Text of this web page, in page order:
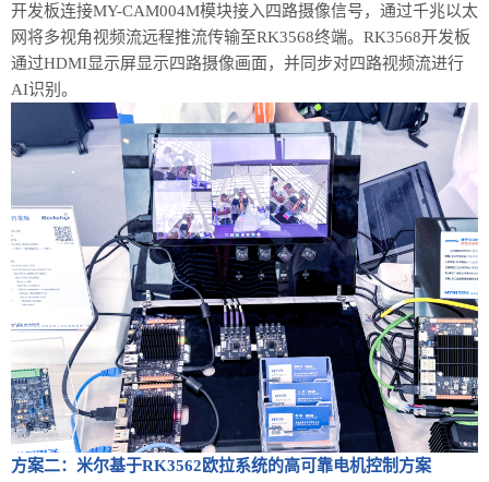
开发板连接MY-CAM004M模块接入四路摄像信号，通过千兆以太
网将多视角视频流远程推流传输至RK3568终端。RK3568开发板
通过HDMI显示屏显示四路摄像画面，并同步对四路视频流进行
AI识别。
方案二： 米尔基于RK3562欧拉系统的高可靠电机控制方案